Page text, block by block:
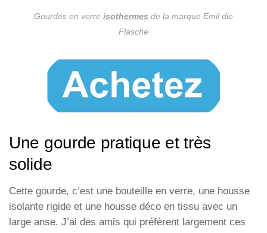
Gourdes en verre isothermes de la marque Emil die
Flasche
Une gourde pratique et très
solide
Cette gourde, c’est une bouteille en verre, une housse
isolante rigide et une housse déco en tissu avec un
large anse. J’ai des amis qui préfèrent largement ces